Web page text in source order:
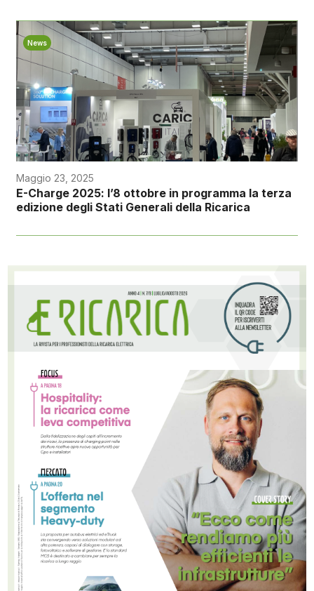
News
Maggio 23, 2025
E-Charge 2025: l’8 ottobre in programma la terza
edizione degli Stati Generali della Ricarica